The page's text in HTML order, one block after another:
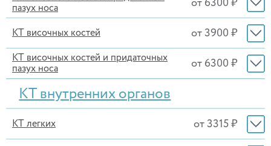
пазух носа
от 6300 ₽
КТ височных костей от 3900 ₽
КТ височных костей и придаточных
пазух носа
от 6300 ₽
КТ внутренних органов
КТ легких от 3315 ₽